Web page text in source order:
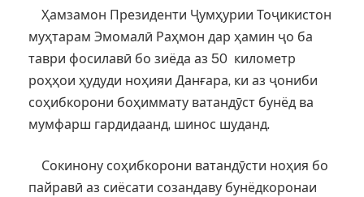
Ҳамзамон Президенти Ҷумҳурии Тоҷикистон
муҳтарам Эмомалӣ Раҳмон дар ҳамин ҷо ба
таври фосилавӣ бо зиёда аз 50 километр
роҳҳои ҳудуди ноҳияи Данғара, ки аз ҷониби
соҳибкорони боҳиммату ватандӯст бунёд ва
мумфарш гардидаанд, шинос шуданд.
Сокинону соҳибкорони ватандӯсти ноҳия бо
пайравӣ аз сиёсати созандаву бунёдкоронаи